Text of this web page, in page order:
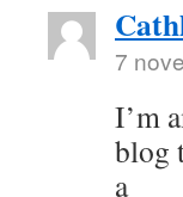
7
I’m
blog
a